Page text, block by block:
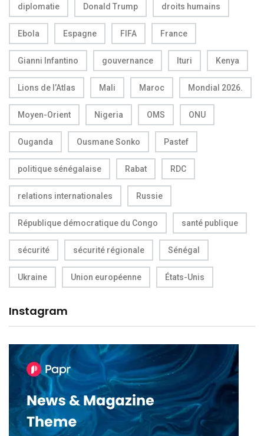
diplomatie Donald Trump droits humains
Ebola Espagne FIFA France
Gianni Infantino gouvernance Ituri Kenya
Lions de l’Atlas Mali Maroc Mondial 2026.
Moyen-Orient Nigeria OMS ONU
Ouganda Ousmane Sonko Pastef
politique sénégalaise Rabat RDC
relations internationales Russie
République démocratique du Congo santé publique
sécurité sécurité régionale Sénégal
Ukraine Union européenne États-Unis
Instagram